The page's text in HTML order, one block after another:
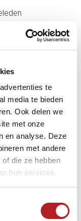
te
media te bieden
Ook delen we
met onze
en analyse. Deze
met andere
die ze hebben
hun services.
klaar voor EK
EK
Poolbiljart